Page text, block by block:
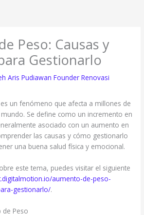
Peso: Causas y
Gestionarlo
Aris Pudiawan Founder Renovasi
un fenómeno que afecta a millones de
Se define como un incremento en
asociado con un aumento en
las causas y cómo gestionarlo
una buena salud física y emocional.
este tema, puedes visitar el siguiente
aumento-de-peso-
gestionarlo/.
de Peso